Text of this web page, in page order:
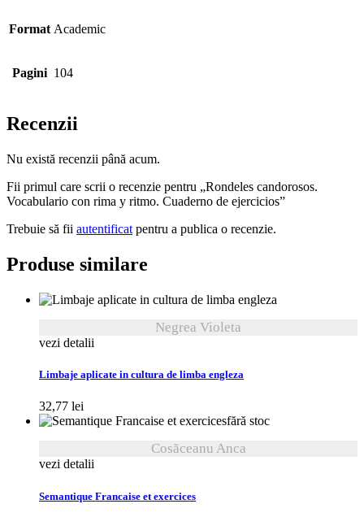
Format Academic
Pagini 104
Recenzii
Nu există recenzii până acum.
Fii primul care scrii o recenzie pentru „Rondeles candorosos.
Vocabulario con rima y ritmo. Cuaderno de ejercicios”
Trebuie să fii autentificat pentru a publica o recenzie.
Produse similare
Negrea Violeta
vezi detalii
Limbaje aplicate in cultura de limba engleza
32,77 lei
fără stoc
Cosăceanu Anca
vezi detalii
Semantique Francaise et exercices